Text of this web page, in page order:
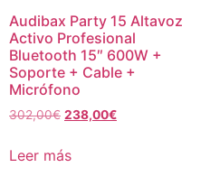
Audibax Party 15 Altavoz
Activo Profesional
Bluetooth 15″ 600W +
Soporte + Cable +
Micrófono
302,00€ 238,00€
Leer más